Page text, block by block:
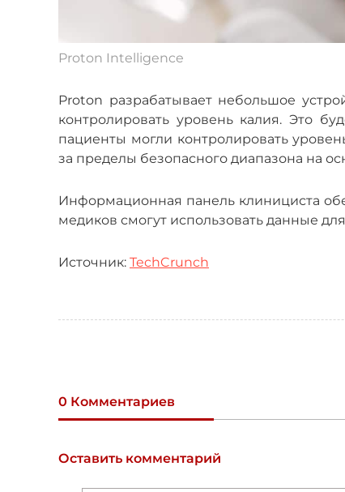
Proton Intelligence
Proton разрабатывает небольшое
контролировать уровень калия. Это
пациенты могли контролировать
за пределы безопасного диапазона на
Информационная панель клинициста
медиков смогут использовать данные
Источник: TechCrunch
0 Комментариев
Оставить комментарий